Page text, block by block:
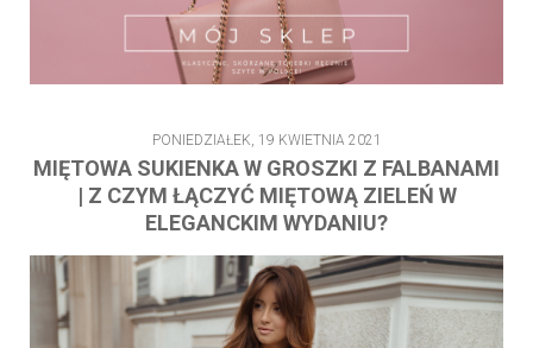
PONIEDZIAŁEK, 19 KWIETNIA 2021
MIĘTOWA SUKIENKA W GROSZKI Z FALBANAMI
| Z CZYM ŁĄCZYĆ MIĘTOWĄ ZIELEŃ W
ELEGANCKIM WYDANIU?